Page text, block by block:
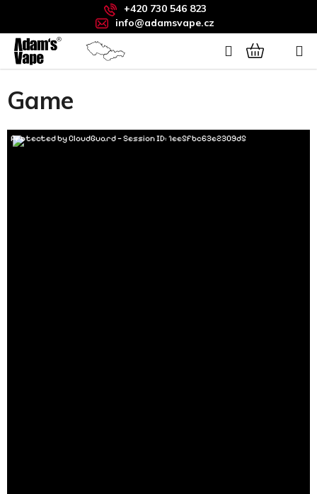
obsah
+420 730 546 823
info@adamsvape.cz
Hledat
NÁKUPNÍ
Domů
/ Game
Game